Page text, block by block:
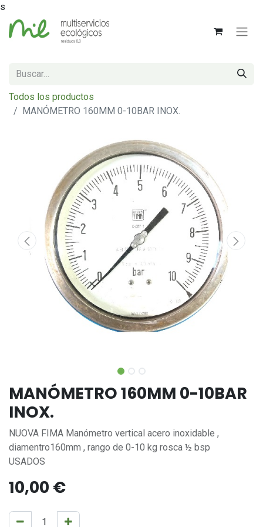
s
Todos los productos
MANÓMETRO 160MM 0-10BAR INOX.
MANÓMETRO 160MM 0-10BAR
INOX.
NUOVA FIMA Manómetro vertical acero inoxidable ,
diamentro160mm , rango de 0-10 kg rosca ½ bsp
USADOS
10,00 €